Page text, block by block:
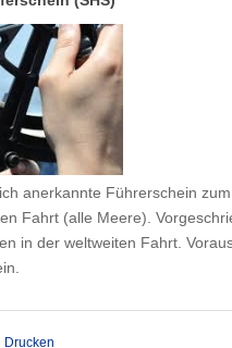
anerkannte Führerschein
Fahrt (alle Meere).
in der weltweiten Fahrt.
Drucken